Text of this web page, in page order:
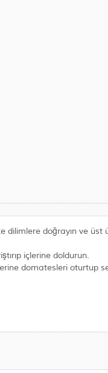
dilimlere doğrayın ve
içlerine doldurun.
domatesleri oturtup